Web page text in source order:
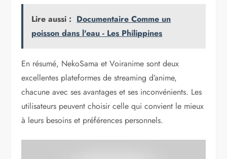
Lire aussi : Documentaire Comme un
poisson dans l'eau - Les Philippines
En résumé, NekoSama et Voiranime sont deux
excellentes plateformes de streaming d’anime,
chacune avec ses avantages et ses inconvénients. Les
utilisateurs peuvent choisir celle qui convient le mieux
à leurs besoins et préférences personnels.